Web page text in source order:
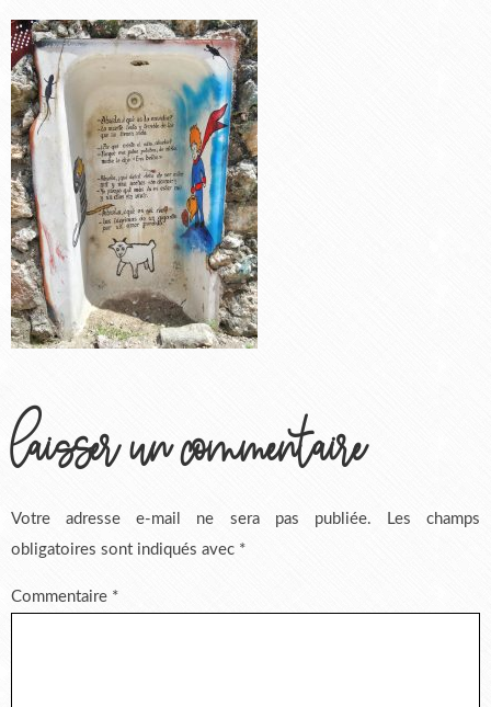
laisser un commentaire
Votre adresse e-mail ne sera pas publiée.
Les champs
obligatoires sont indiqués avec *
Commentaire *